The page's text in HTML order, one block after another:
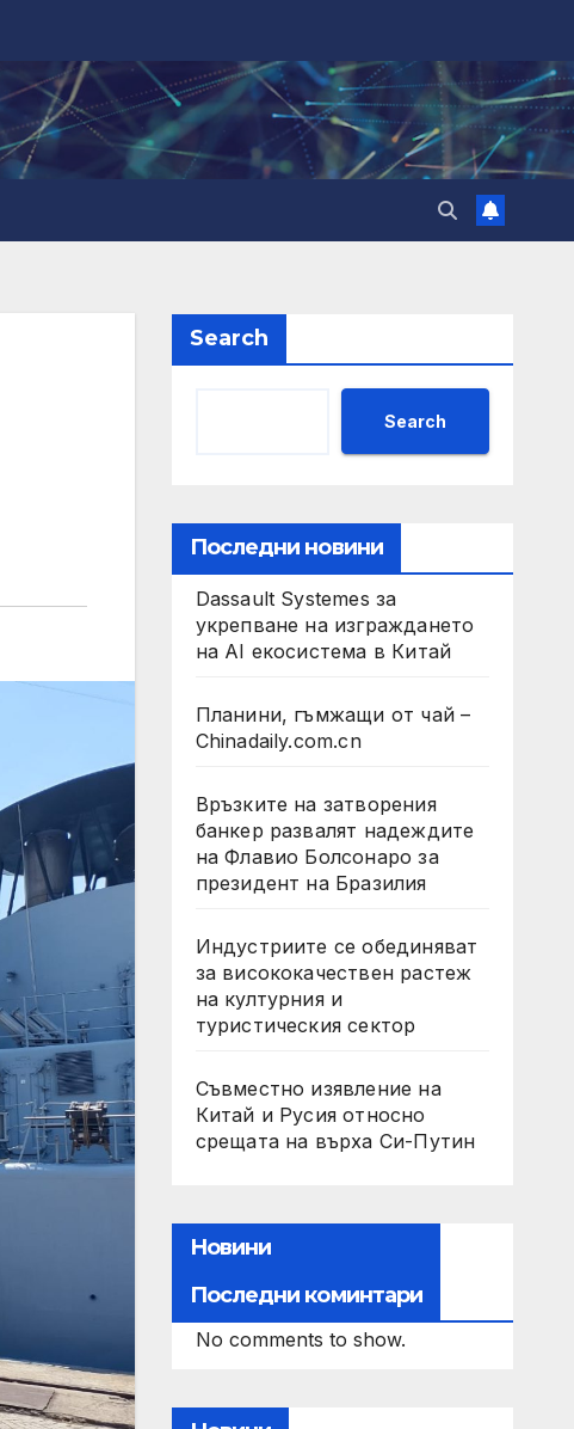
Search
Search
Последни новини
Dassault Systemes за
укрепване на изграждането
на AI екосистема в Китай
Планини, гъмжащи от чай –
Chinadaily.com.cn
Връзките на затворения
банкер развалят надеждите
на Флавио Болсонаро за
президент на Бразилия
Индустриите се обединяват
за висококачествен растеж
на културния и
туристическия сектор
Съвместно изявление на
Китай и Русия относно
срещата на върха Си-Путин
Новини
Последни коминтари
No comments to show.